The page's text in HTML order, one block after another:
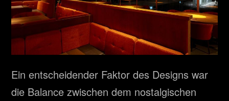
Ein entscheidender Faktor des Designs war
die Balance zwischen dem nostalgischen